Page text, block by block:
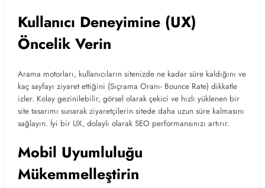
Kullanıcı Deneyimine (UX)
Öncelik Verin
Arama motorları, kullanıcıların sitenizde ne kadar süre kaldığını ve
kaç sayfayı ziyaret ettiğini (Sıçrama Oranı- Bounce Rate) dikkatle
izler. Kolay gezinilebilir, görsel olarak çekici ve hızlı yüklenen bir
site tasarımı sunarak ziyaretçilerin sitede daha uzun süre kalmasını
sağlayın. İyi bir UX, dolaylı olarak SEO performansınızı artırır.
Mobil Uyumluluğu
Mükemmelleştirin